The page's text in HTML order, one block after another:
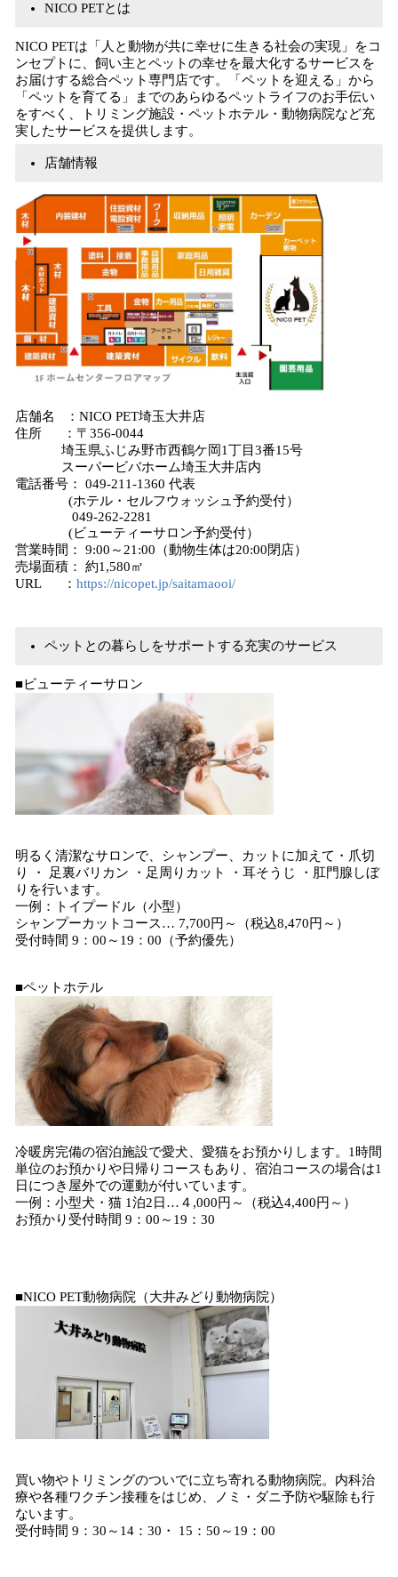
NICO PETとは
NICO PETは「人と動物が共に幸せに生きる社会の実現」をコ
ンセプトに、飼い主とペットの幸せを最大化するサービスを
お届けする総合ペット専門店です。「ペットを迎える」から
「ペットを育てる」までのあらゆるペットライフのお手伝い
をすべく、トリミング施設・ペットホテル・動物病院など充
実したサービスを提供します。
店舗情報
店舗名 ：NICO PET埼玉大井店
住所 ：〒356-0044
埼玉県ふじみ野市西鶴ケ岡1丁目3番15号
スーパービバホーム埼玉大井店内
電話番号： 049-211-1360 代表
(ホテル・セルフウォッシュ予約受付）
049-262-2281
(ビューティーサロン予約受付）
営業時間： 9:00～21:00（動物生体は20:00閉店）
売場面積： 約1,580㎡
URL ： https://nicopet.jp/saitamaooi/
ペットとの暮らしをサポートする充実のサービス
■ビューティーサロン
明るく清潔なサロンで、シャンプー、カットに加えて・爪切
り ・ 足裏バリカン ・足周りカット ・耳そうじ ・肛門腺しぼ
りを行います。
一例：トイプードル（小型）
シャンプーカットコース… 7,700円～（税込8,470円～）
受付時間 9：00～19：00（予約優先）
■ペットホテル
冷暖房完備の宿泊施設で愛犬、愛猫をお預かりします。1時間
単位のお預かりや日帰りコースもあり、宿泊コースの場合は1
日につき屋外での運動が付いています。
一例：小型犬・猫 1泊2日…４,000円～（税込4,400円～）
お預かり受付時間 9：00～19：30
■NICO PET動物病院（大井みどり動物病院）
買い物やトリミングのついでに立ち寄れる動物病院。内科治
療や各種ワクチン接種をはじめ、ノミ・ダニ予防や駆除も行
ないます。
受付時間 9：30～14：30・ 15：50～19：00